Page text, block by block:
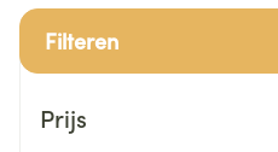
Filteren
Prijs